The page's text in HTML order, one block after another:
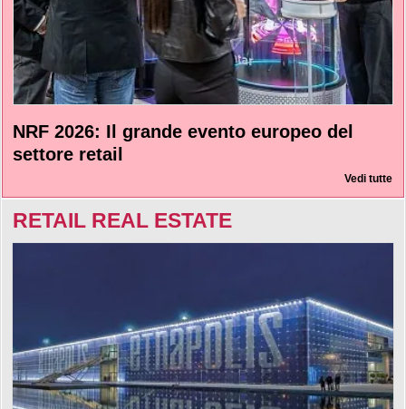
NRF 2026: Il grande evento europeo del
settore retail
Vedi tutte
RETAIL REAL ESTATE